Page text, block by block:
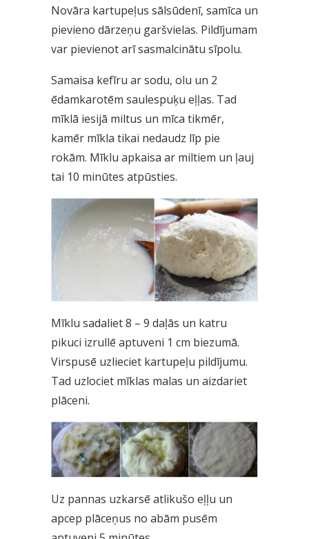
Novāra kartupeļus sālsūdenī, samīca un
pievieno dārzeņu garšvielas. Pildījumam
var pievienot arī sasmalcinātu sīpolu.
Samaisa kefīru ar sodu, olu un 2
ēdamkarotēm saulespuķu eļļas. Tad
mīklā iesijā miltus un mīca tikmēr,
kamēr mīkla tikai nedaudz līp pie
rokām. Mīklu apkaisa ar miltiem un ļauj
tai 10 minūtes atpūsties.
Mīklu sadaliet 8 – 9 daļās un katru
pikuci izrullē aptuveni 1 cm biezumā.
Virspusē uzlieciet kartupeļu pildījumu.
Tad uzlociet mīklas malas un aizdariet
plāceni.
Uz pannas uzkarsē atlikušo eļļu un
apcep plāceņus no abām pusēm